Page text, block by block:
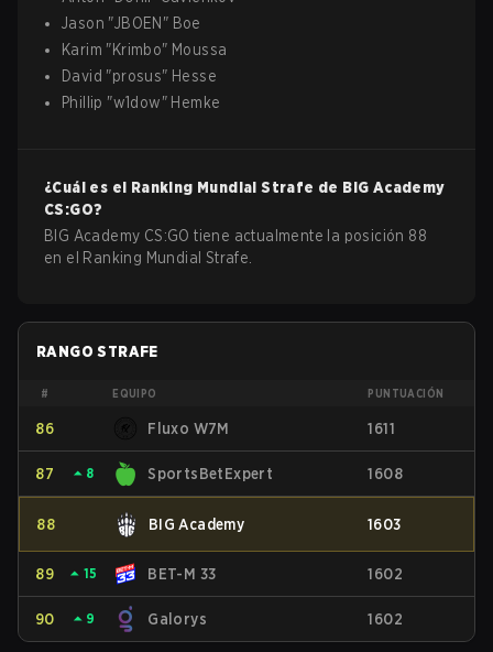
Jason "JBOEN " Boe
Karim "Krimbo" Moussa
David "prosus" Hesse
Phillip "w1dow" Hemke
¿Cuál es el Ranking Mundial Strafe de BIG Academy
CS:GO?
BIG Academy CS:GO tiene actualmente la posición 88
en el Ranking Mundial Strafe.
RANGO STRAFE
# EQUIPO PUNTUACIÓN
86 Fluxo W7M 1611
87 ⏶ 8 SportsBetExpert 1608
88 BIG Academy 1603
89 ⏶ 15 BET-M 33 1602
90 ⏶ 9 Galorys 1602